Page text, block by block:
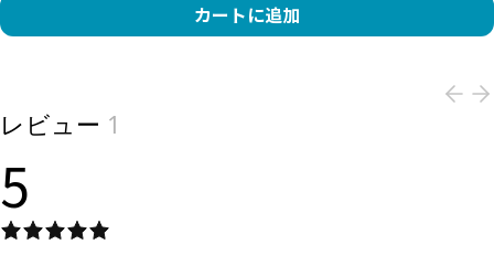
カートに追加
レビュー 1
5